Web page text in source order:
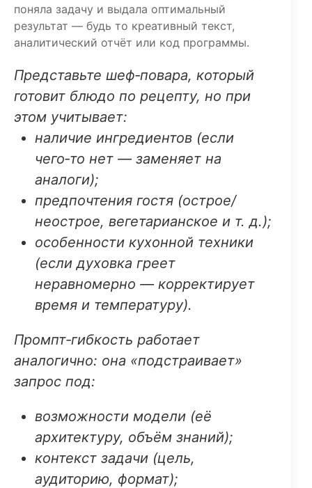
поняла задачу и выдала оптимальный
результат — будь то креативный текст,
аналитический отчёт или код программы.
Представьте шеф‑повара, который
готовит блюдо по рецепту, но при
этом учитывает:
наличие ингредиентов (если
чего‑то нет — заменяет на
аналоги);
предпочтения гостя (острое/
неострое, вегетарианское и т. д.);
особенности кухонной техники
(если духовка греет
неравномерно — корректирует
время и температуру).
Промпт‑гибкость работает
аналогично: она «подстраивает»
запрос под:
возможности модели (её
архитектуру, объём знаний);
контекст задачи (цель,
аудиторию, формат);